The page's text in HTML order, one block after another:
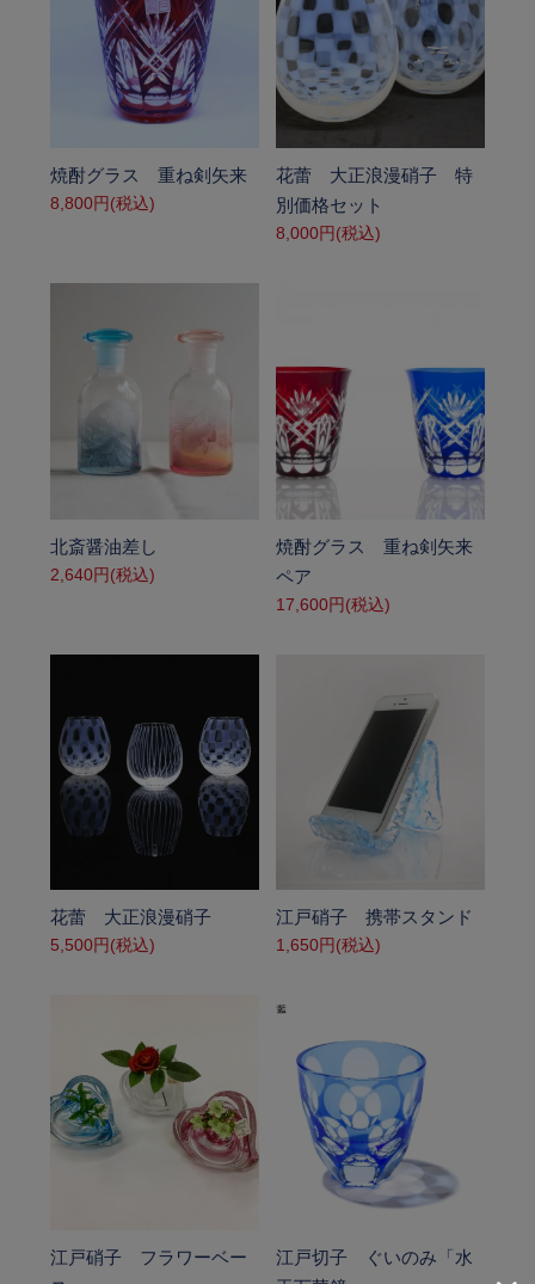
焼酎グラス 重ね剣矢来
8,800円(税込)
SOLD OUT
花蕾 大正浪漫硝子 特
別価格セット
8,000円(税込)
北斎醤油差し
2,640円(税込)
焼酎グラス 重ね剣矢来
ペア
17,600円(税込)
花蕾 大正浪漫硝子
5,500円(税込)
江戸硝子 携帯スタンド
1,650円(税込)
江戸硝子 フラワーベー
江戸切子 ぐいのみ「水